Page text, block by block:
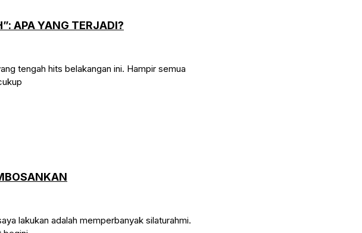
APA YANG TERJADI?
tengah hits belakangan ini. Hampir semua
lakukan adalah memperbanyak silaturahmi.